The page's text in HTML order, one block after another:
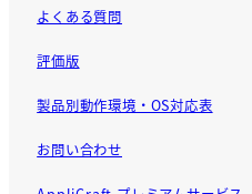
よくある質問
評価版
製品別動作環境・OS対応表
お問い合わせ